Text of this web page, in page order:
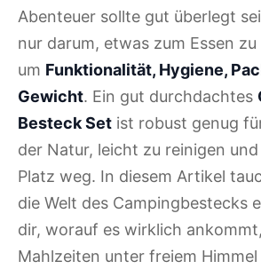
Abenteuer sollte gut überlegt
nur darum, etwas zum Essen
um Funktionalität, Hygiene,
Gewicht. Ein gut durchdachtes
Besteck Set ist robust genug
der Natur, leicht zu reinigen
Platz weg. In diesem Artikel
die Welt des Campingbestecks
dir, worauf es wirklich
Mahlzeiten unter freiem Himmel